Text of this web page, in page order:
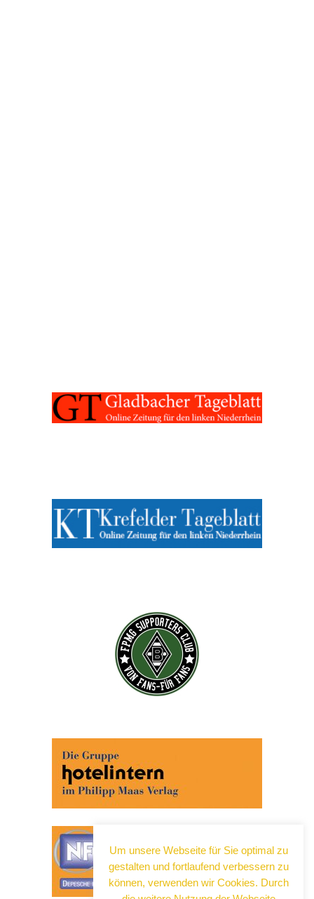
Um unsere Webseite für Sie optimal zu
gestalten und fortlaufend verbessern zu
können, verwenden wir Cookies. Durch